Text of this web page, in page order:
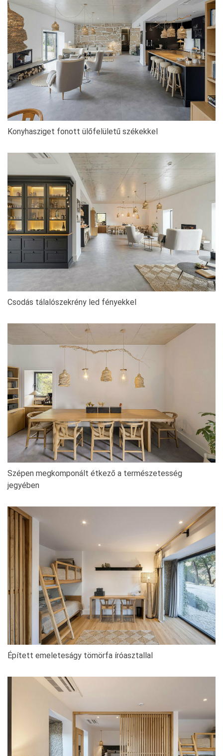
Konyhasziget fonott ülőfelületű székekkel
Csodás tálalószekrény led fényekkel
Szépen megkomponált étkező a természetesség
jegyében
Épített emeleteságy tömörfa íróasztallal